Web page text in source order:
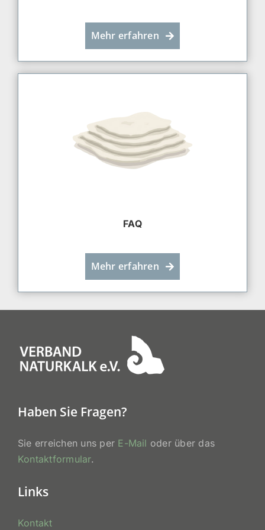
Mehr erfahren
FAQ
Mehr erfahren
Haben Sie Fragen?
Sie erreichen uns per E-Mail oder über das
Kontaktformular.
Links
Kontakt